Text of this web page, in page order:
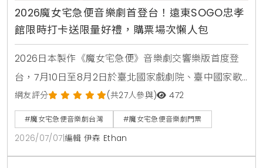
2026魔女宅急便音樂劇首登台！遠東SOGO忠孝
館限時打卡送限量好禮，購票場次懶人包
2026日本製作《魔女宅急便》音樂劇交響樂版首度登
台，7月10日至8月2日於臺北國家戲劇院、臺中國家歌
劇院演出。遠東SOGO忠孝館限時打造紅蝴蝶結、飛天
掃帚打卡裝置，拍照上傳即贈限定禮，購票請至MNA售
票網。
網友評分 (共27人參與) 472
#魔女宅急便音樂劇台灣 #魔女宅急便音樂劇門票
2026/07/07 編輯 伊森 Ethan